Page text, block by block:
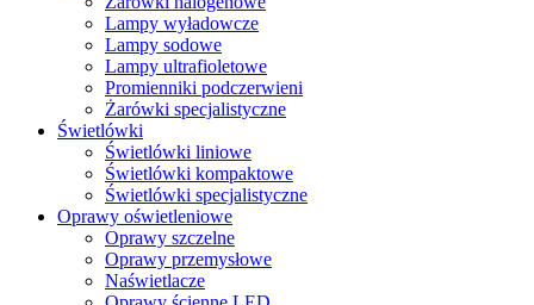
Lampy wyładowcze
Lampy sodowe
Lampy ultrafioletowe
Promienniki podczerwieni
Żarówki specjalistyczne
Świetlówki
Świetlówki liniowe
Świetlówki kompaktowe
Świetlówki specjalistyczne
Oprawy oświetleniowe
Oprawy szczelne
Oprawy przemysłowe
Naświetlacze